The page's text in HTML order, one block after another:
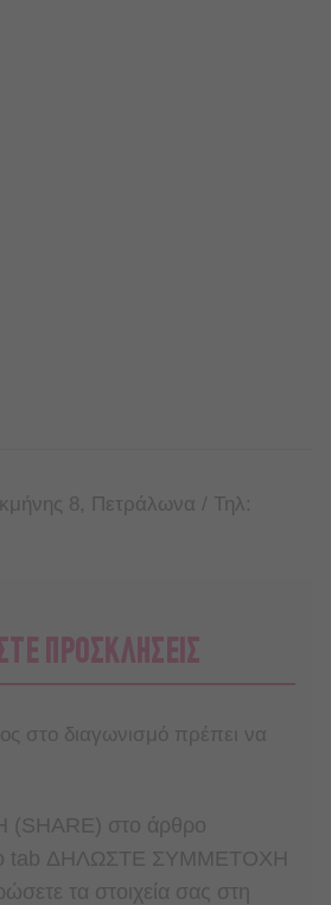
8, Πετράλωνα / Τηλ:
ΠΡΟΣΚΛΗΣΕΙΣ
στο διαγωνισμό πρέπει να
στο άρθρο
tab ΔΗΛΩΣΤΕ ΣΥΜΜΕΤΟΧΗ
τα στοιχεία σας στη